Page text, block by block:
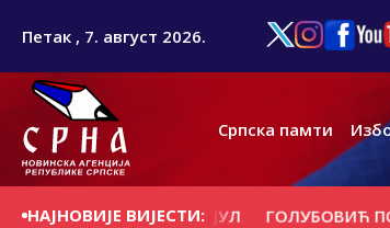
Петак , 7. август 2026.
Српска памти
НАЈНОВИЈЕ ВИЈЕСТИ:
ПЕНЗИЈА ЗА ЈУЛ ГОЛУБОВИЋ